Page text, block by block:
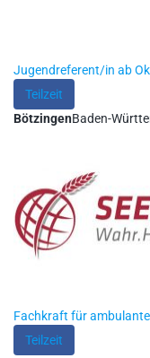
Jugendreferent/in ab
Teilzeit
BötzingenBaden-
Fachkraft für
Teilzeit